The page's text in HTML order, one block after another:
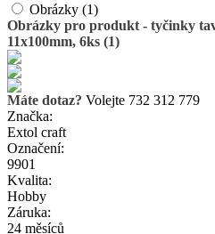
Obrázky (1)
Obrázky pro produkt - tyčinky
11x100mm, 6ks (1)
Máte dotaz? Volejte 732 312 779
Značka:
Extol craft
Označení:
9901
Kvalita:
Hobby
Záruka:
24 měsíců